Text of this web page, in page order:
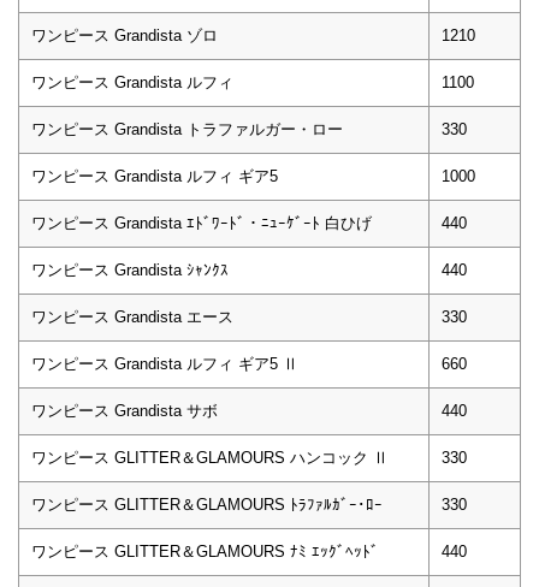
ワンピース Grandista ゾロ 1210
ワンピース Grandista ルフィ 1100
ワンピース Grandista トラファルガー・ロー 330
ワンピース Grandista ルフィ ギア5 1000
ワンピース Grandista ｴﾄﾞﾜｰﾄﾞ・ﾆｭｰｹﾞｰﾄ 白ひげ 440
ワンピース Grandista ｼｬﾝｸｽ 440
ワンピース Grandista エース 330
ワンピース Grandista ルフィ ギア5 Ⅱ 660
ワンピース Grandista サボ 440
ワンピース GLITTER＆GLAMOURS ハンコック Ⅱ 330
ワンピース GLITTER＆GLAMOURS ﾄﾗﾌｧﾙｶﾞｰ･ﾛｰ 330
ワンピース GLITTER＆GLAMOURS ﾅﾐ ｴｯｸﾞﾍｯﾄﾞ 440